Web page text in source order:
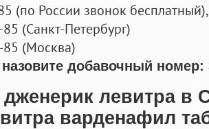
(по России звонок бесплатный),
(Санкт-Петербург)
(Москва)
добавочный номер:
дженерик левитра в
варденафил